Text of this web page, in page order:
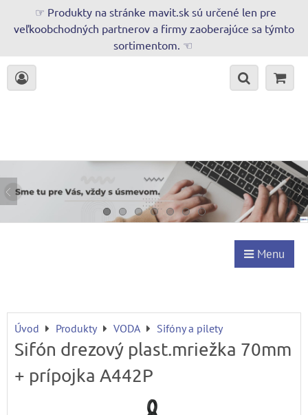
☞ Produkty na stránke mavit.sk sú určené len pre
veľkoobchodných partnerov a firmy zaoberajúce sa týmto
sortimentom. ☜
Menu
Úvod Produkty VODA Sifóny a pilety
Sifón drezový plast.mriežka 70mm
+ prípojka A442P